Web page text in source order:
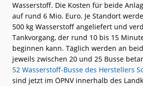
Wasserstoff. Die Kosten für beide
auf rund 6 Mio. Euro. Je Standort
500 kg Wasserstoff angeliefert und
Tankvorgang, der rund 10 bis 15
beginnen kann. Täglich werden an
jeweils zwischen 20 und 25 Busse
52 Wasserstoff-Busse des Herstellers
sind jetzt im ÖPNV innerhalb des